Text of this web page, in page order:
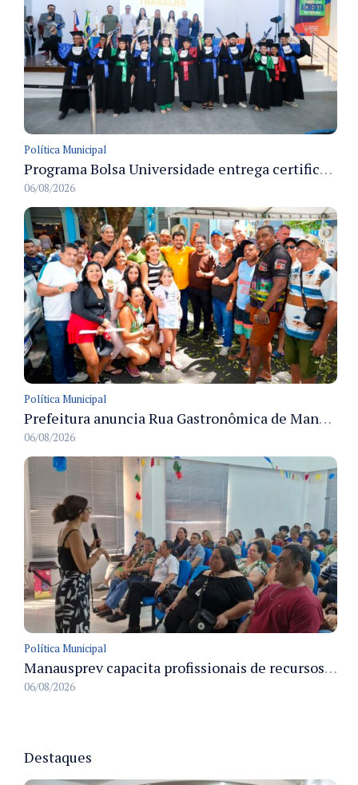
Política Municipal
Programa Bolsa Universidade entrega certificados a formandos em Manaus na sede do Executivo municipal
06/08/2026
Política Municipal
Prefeitura anuncia Rua Gastronômica de Manaus e garante alternativas para 54 ambulantes cadastrados
06/08/2026
Política Municipal
Manausprev capacita profissionais de recursos humanos para agilizar concessão de aposentadorias no município
06/08/2026
Destaques